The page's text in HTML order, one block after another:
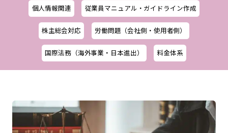
個人情報関連 従業員マニュアル・ガイドライン作成
株主総会対応 労働問題（会社側・使用者側）
国際法務（海外事業・日本進出） 料金体系